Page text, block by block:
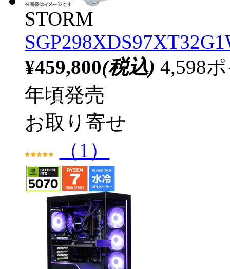
STORM
¥459,800(税込) 4,598
年頃発売
お取り寄せ
（1）